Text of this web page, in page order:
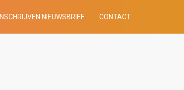
INSCHRIJVEN NIEUWSBRIEF CONTACT